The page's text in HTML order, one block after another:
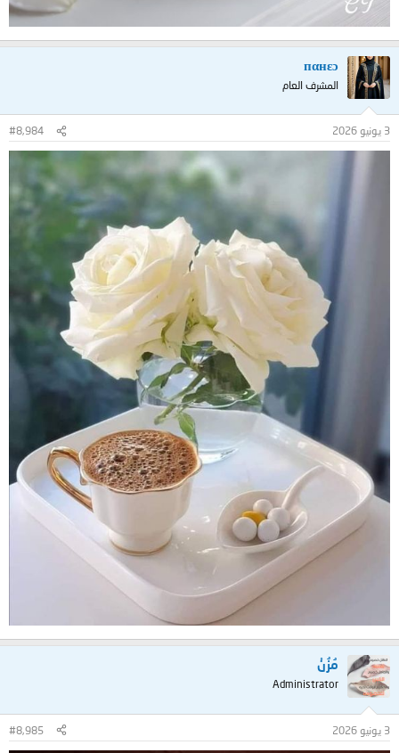
пαнεɔ
المشرف العام
3 يونيو 2026 #8,984
مُزُنْ
Administrator
3 يونيو 2026 #8,985